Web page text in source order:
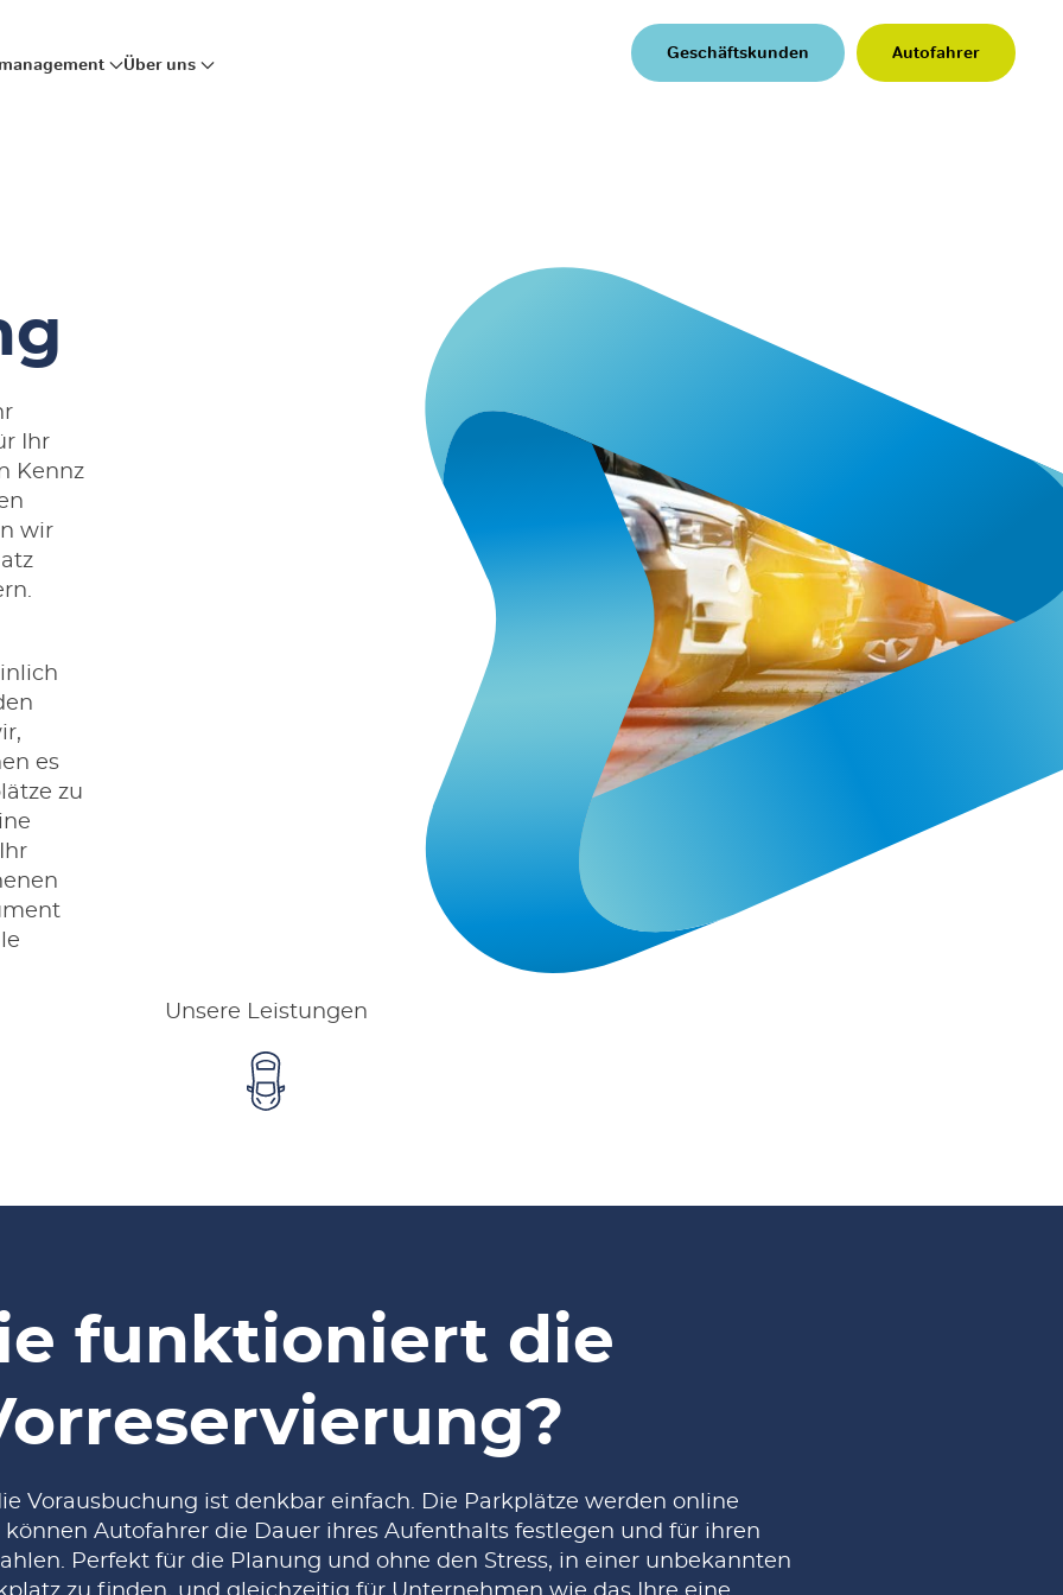
Über uns
Geschäftskunden Autofahrer
Ihr
Kennz
wir
es
zu
Unsere Leistungen
funktioniert die
Vorausbuchung ist denkbar einfach. Die Parkplätze werden online
Autofahrer die Dauer ihres Aufenthalts festlegen und für ihren
Perfekt für die Planung und ohne den Stress, in einer unbekannten